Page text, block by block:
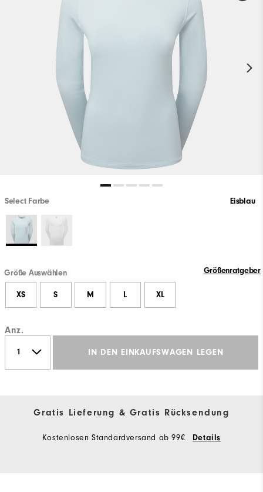
Select Farbe Eisblau
Größe Auswählen Größenratgeber
XS S M L XL
Anz.
IN DEN EINKAUFSWAGEN LEGEN
Gratis Lieferung & Gratis Rücksendung
Kostenlosen Standardversand ab 99€ Details